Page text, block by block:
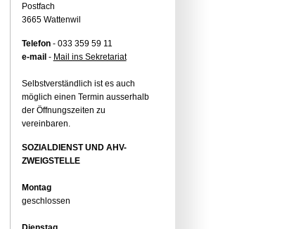
Postfach
3665 Wattenwil
Telefon- 033 359 59 11
e-mail - Mail ins Sekretariat
Selbstverständlich ist es auch
möglich einen Termin ausserhalb
der Öffnungszeiten zu
vereinbaren.
SOZIALDIENST UND AHV-
ZWEIGSTELLE
Montag
geschlossen